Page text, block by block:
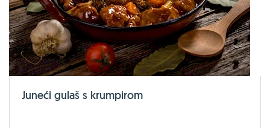
Juneći gulaš s krumpirom